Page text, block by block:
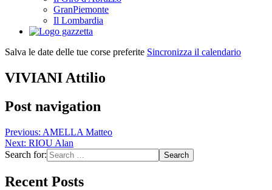
GranPiemonte
Il Lombardia
Salva le date delle tue corse preferite Sincronizza il calendario
VIVIANI Attilio
Post navigation
Previous: AMELLA Matteo
Next: RIOU Alan
Search for:
Recent Posts